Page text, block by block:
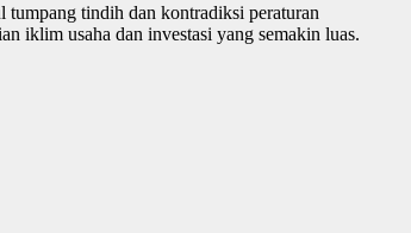
tindih dan kontradiksi peraturan
iklim usaha dan investasi yang semakin luas.